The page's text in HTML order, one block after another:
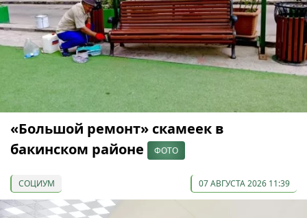
«Большой ремонт» скамеек в
бакинском районе
ФОТО
СОЦИУМ 07 АВГУСТА 2026 11:39